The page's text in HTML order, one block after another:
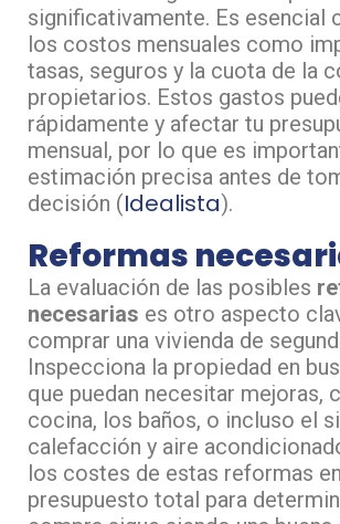
significativamente. Es esencial
los costos mensuales como
tasas, seguros y la cuota de la
propietarios. Estos gastos
rápidamente y afectar tu
mensual, por lo que es
estimación precisa antes de
decisión​ (Idealista)​.
Reformas
La evaluación de las posibles
necesarias es otro aspecto
comprar una vivienda de
Inspecciona la propiedad en
que puedan necesitar mejoras,
cocina, los baños, o incluso el
calefacción y aire
los costes de estas reformas
presupuesto total para